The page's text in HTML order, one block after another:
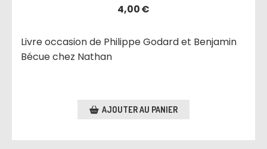
4,00€
Livre occasion de Philippe Godard et Benjamin
Bécue chez Nathan
AJOUTER AU PANIER